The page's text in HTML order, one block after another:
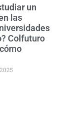
un
las
Colfuturo